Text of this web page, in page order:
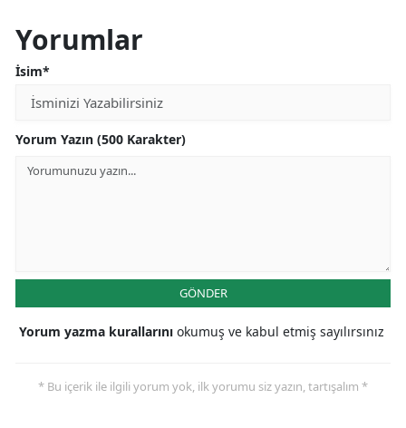
Yorumlar
İsim*
Yorum Yazın (500 Karakter)
GÖNDER
Yorum yazma kurallarını okumuş ve kabul etmiş sayılırsınız
* Bu içerik ile ilgili yorum yok, ilk yorumu siz yazın, tartışalım *